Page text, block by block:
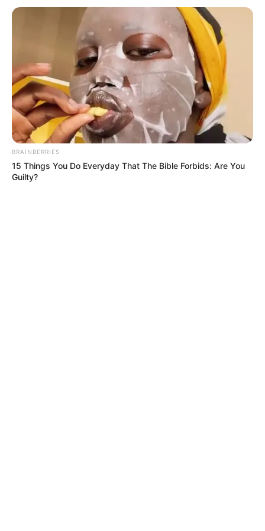
TEMAS DESTACADOS
EMERGENCIAS POR LLUVIAS
METRO DE MEDELLÍN
ELECCIONES PRESIDENCIALES
MARINILLA - ANTIOQUIA
EPM
YONDÓ - ANTIOQUIA
RIONEGRO
BRAINBERRIES
15 Things You Do Everyday That The Bible Forbids: Are You
Guilty?